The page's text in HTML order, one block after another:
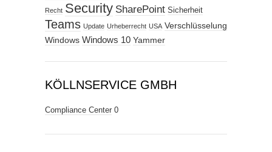
Recht Security SharePoint Sicherheit
Teams Update Urheberrecht USA Verschlüsselung
Windows Windows 10 Yammer
KÖLLNSERVICE GMBH
Compliance Center 0